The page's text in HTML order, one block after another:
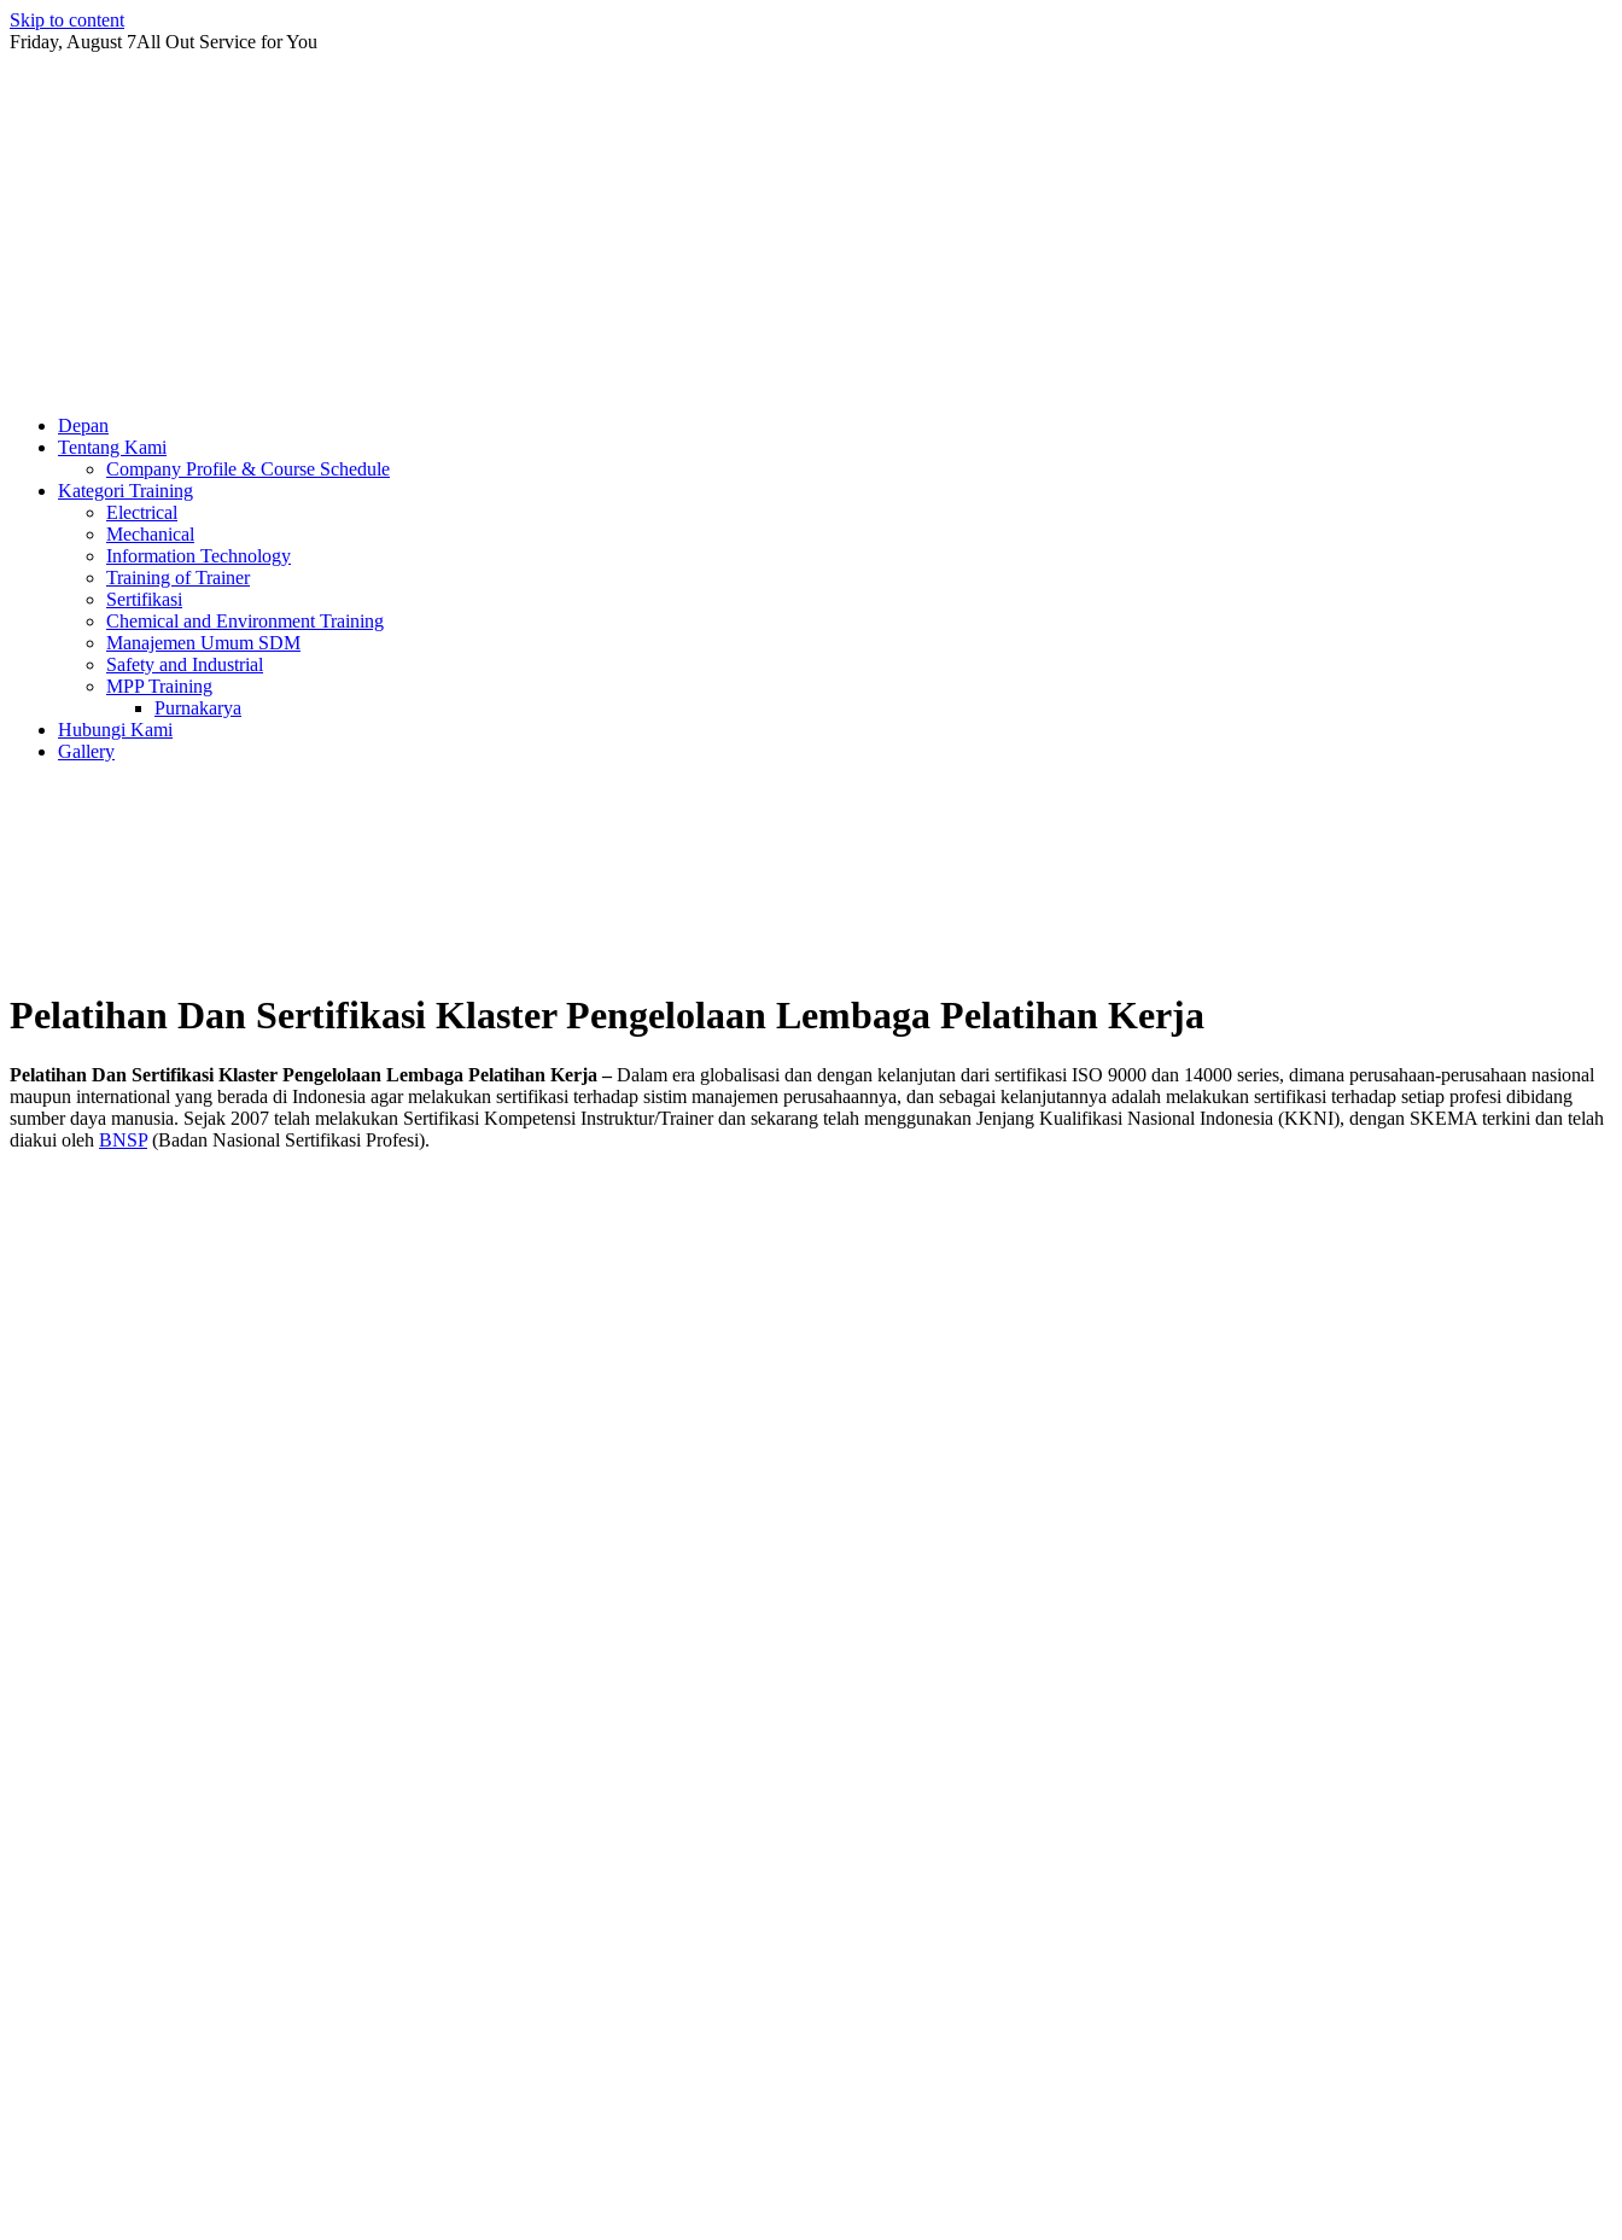
Skip to content
Friday, August 7All Out Service for You
Depan
Tentang Kami
Company Profile & Course Schedule
Kategori Training
Electrical
Mechanical
Information Technology
Training of Trainer
Sertifikasi
Chemical and Environment Training
Manajemen Umum SDM
Safety and Industrial
MPP Training
Purnakarya
Hubungi Kami
Gallery
Pelatihan Dan Sertifikasi Klaster Pengelolaan Lembaga Pelatihan Kerja
Pelatihan Dan Sertifikasi Klaster Pengelolaan Lembaga Pelatihan Kerja –Dalam era globalisasi dan dengan kelanjutan dari sertifikasi ISO 9000 dan 14000 series, dimana perusahaan-perusahaan nasional
maupun international yang berada di Indonesia agar melakukan sertifikasi terhadap sistim manajemen perusahaannya, dan sebagai kelanjutannya adalah melakukan sertifikasi terhadap setiap profesi dibidang
sumber daya manusia. Sejak 2007 telah melakukan Sertifikasi Kompetensi Instruktur/Trainer dan sekarang telah menggunakan Jenjang Kualifikasi Nasional Indonesia (KKNI), dengan SKEMA terkini dan telah
diakui oleh BNSP(Badan Nasional Sertifikasi Profesi).